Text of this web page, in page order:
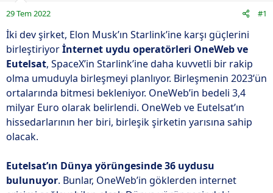
u
b
a
ş
a
t
a
n
ı
ç
a
r
i
h
29 Tem 2022 #1
İki dev şirket, Elon Musk’ın Starlink’ine karşı güçlerini
birleştiriyorİnternet uydu operatörleri OneWeb ve
Eutelsat, SpaceX’in Starlink’ine daha kuvvetli bir rakip
olma umuduyla birleşmeyi planlıyor. Birleşmenin 2023’ün
ortalarında bitmesi bekleniyor. OneWeb’in bedeli 3,4
milyar Euro olarak belirlendi. OneWeb ve Eutelsat’ın
hissedarlarının her biri, birleşik şirketin yarısına sahip
olacak.
Eutelsat’ın Dünya yörüngesinde 36 uydusu
bulunuyor. Bunlar, OneWeb’in göklerden internet